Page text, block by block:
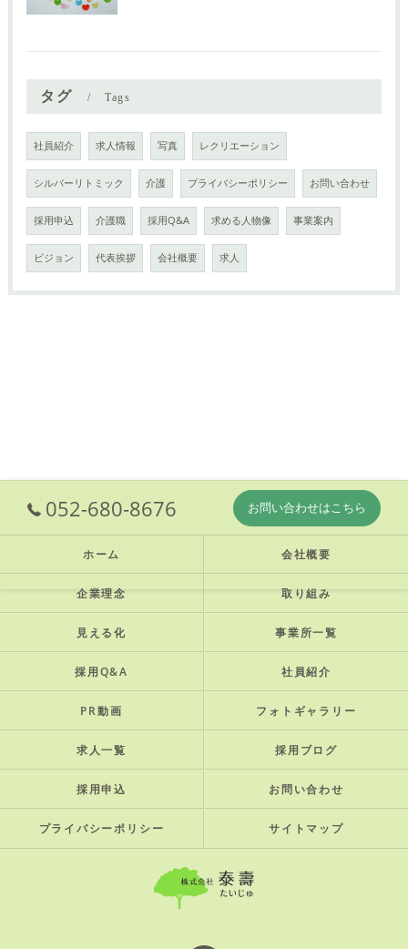
タグ Tags
社員紹介 求人情報 写真 レクリエーション
シルバーリトミック 介護 プライバシーポリシー お問い合わせ
採用申込 介護職 採用Q&A 求める人物像 事業案内
ビジョン 代表挨拶 会社概要 求人
052-680-8676 お問い合わせはこちら
ホーム 会社概要
企業理念 取り組み
見える化 事業所一覧
採用Q&A 社員紹介
PR動画 フォトギャラリー
求人一覧 採用ブログ
採用申込 お問い合わせ
プライバシーポリシー サイトマップ